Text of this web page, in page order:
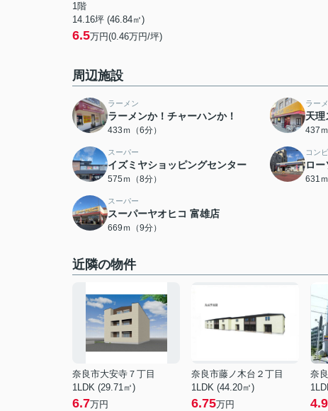
1階
14.16坪 (46.84㎡)
6.5万円(0.46万円/坪)
周辺施設
ラーメン
ラーメンか！チャーハンか！
433ｍ（6分）
ラー
天理
437
スーパー
イズミヤショッピングセンター
575ｍ（8分）
コン
ロ
631
スーパー
スーパーヤオヒコ 富雄店
669ｍ（9分）
近隣の物件
奈良市大安寺７丁目
1LDK (29.71㎡)
6.7万円
奈良市藤ノ木台２丁目
1LDK (44.20㎡)
6.75万円
奈
4.9